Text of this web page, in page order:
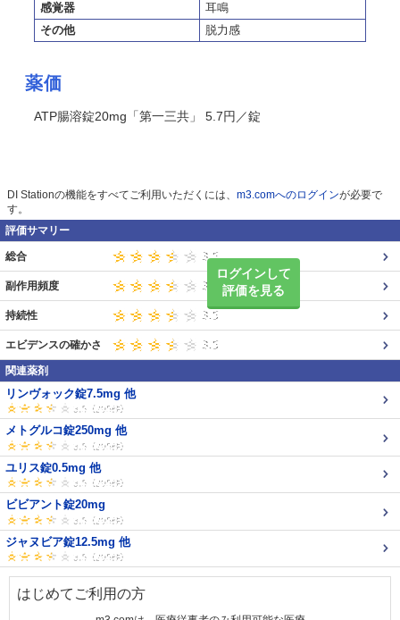
感覚器
耳鳴
その他
脱力感
薬価
ATP腸溶錠20mg「第一三共」 5.7円／錠
DI Stationの機能をすべてご利用いただくには、 m3.comへのログインが必要で
す。
評価サマリー
ログインして
評価を見る
総合
副作用頻度
持続性
エビデンスの確かさ
関連薬剤
リンヴォック錠7.5mg 他
メトグルコ錠250mg 他
ユリス錠0.5mg 他
ビビアント錠20mg
ジャヌビア錠12.5mg 他
はじめてご利用の方